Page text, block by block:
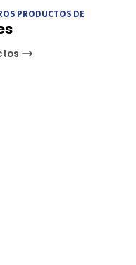
PRODUCTOS DE